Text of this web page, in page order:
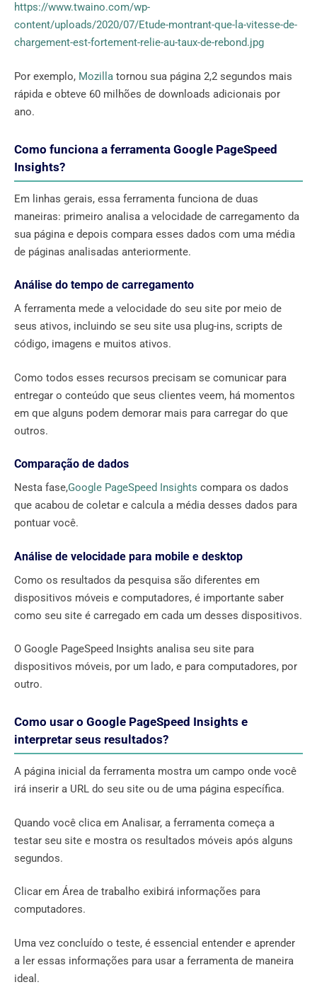
https://www.twaino.com/wp-
content/uploads/2020/07/Etude-montrant-que-la-vitesse-de-
chargement-est-fortement-relie-au-taux-de-rebond.jpg
Por exemplo, Mozilla tornou sua página 2,2 segundos mais
rápida e obteve 60 milhões de downloads adicionais por
ano.
Como funciona a ferramenta Google PageSpeed ​​
Insights?
Em linhas gerais, essa ferramenta funciona de duas
maneiras: primeiro analisa a velocidade de carregamento da
sua página e depois compara esses dados com uma média
de páginas analisadas anteriormente.
Análise do tempo de carregamento
A ferramenta mede a velocidade do seu site por meio de
seus ativos, incluindo se seu site usa plug-ins, scripts de
código, imagens e muitos ativos.
Como todos esses recursos precisam se comunicar para
entregar o conteúdo que seus clientes veem, há momentos
em que alguns podem demorar mais para carregar do que
outros.
Comparação de dados
Nesta fase,Google PageSpeed ​​Insights compara os dados
que acabou de coletar e calcula a média desses dados para
pontuar você.
Análise de velocidade para mobile e desktop
Como os resultados da pesquisa são diferentes em
dispositivos móveis e computadores, é importante saber
como seu site é carregado em cada um desses dispositivos.
O Google PageSpeed ​​Insights analisa seu site para
dispositivos móveis, por um lado, e para computadores, por
outro.
Como usar o Google PageSpeed ​​Insights e
interpretar seus resultados?
A página inicial da ferramenta mostra um campo onde você
irá inserir a URL do seu site ou de uma página específica.
Quando você clica em Analisar, a ferramenta começa a
testar seu site e mostra os resultados móveis após alguns
segundos.
Clicar em Área de trabalho exibirá informações para
computadores.
Uma vez concluído o teste, é essencial entender e aprender
a ler essas informações para usar a ferramenta de maneira
ideal.